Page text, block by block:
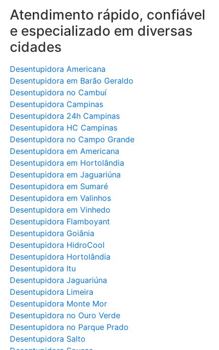
Atendimento rápido, confiável
e especializado em diversas
cidades
Desentupidora Americana
Desentupidora em Barão Geraldo
Desentupidora no Cambuí
Desentupidora Campinas
Desentupidora 24h Campinas
Desentupidora HC Campinas
Desentupidora no Campo Grande
Desentupidora em Americana
Desentupidora em Hortolândia
Desentupidora em Jaguariúna
Desentupidora em Sumaré
Desentupidora em Valinhos
Desentupidora em Vinhedo
Desentupidora Flamboyant
Desentupidora Goiânia
Desentupidora HidroCool
Desentupidora Hortolândia
Desentupidora Itu
Desentupidora Jaguariúna
Desentupidora Limeira
Desentupidora Monte Mor
Desentupidora no Ouro Verde
Desentupidora no Parque Prado
Desentupidora Salto